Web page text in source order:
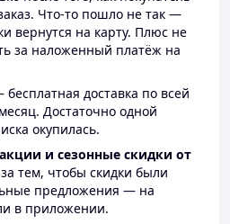
Что-то пошло не так —
вернутся на карту. Плюс не
за наложенный платёж на
доставка по всей
Достаточно одной
окупилась.
акции и сезонные скидки от
тем, чтобы скидки были
предложения — на
в приложении.